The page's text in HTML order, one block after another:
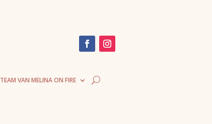
TEAM VAN MELINA ON FIRE